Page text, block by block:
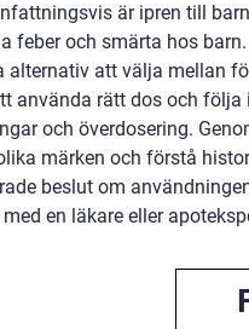
är ipren till
feber och smärta hos
alternativ att välja mellan
använda rätt dos och
och överdosering.
märken och förstå
beslut om
en läkare eller